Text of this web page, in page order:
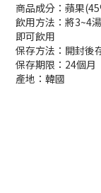
商品成分：蘋果
飲用方法：將3~4
即可飲用
保存方法：開封後
保存期限：24個月
產地：韓國